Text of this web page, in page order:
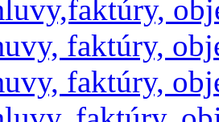
faktúry,
faktúry,